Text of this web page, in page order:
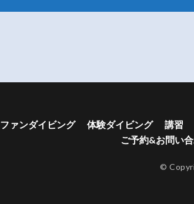
ファンダイビング 体験ダイビング 講習
ご予約&お問い
©